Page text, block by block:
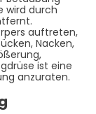
wird durch
auftreten,
Nacken,
ist eine
anzuraten.